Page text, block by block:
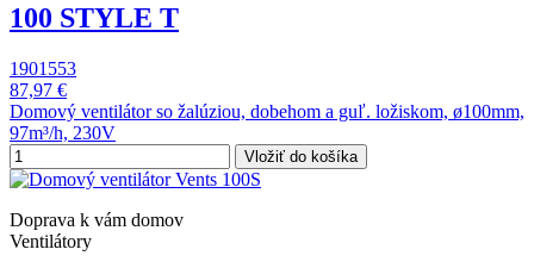
100 STYLE T
1901553
87,97 €
Domový ventilátor so žalúziou, dobehom a guľ. ložiskom, ø100mm,
97m³/h, 230V
Vložiť do košíka
Doprava k vám domov
Ventilátory